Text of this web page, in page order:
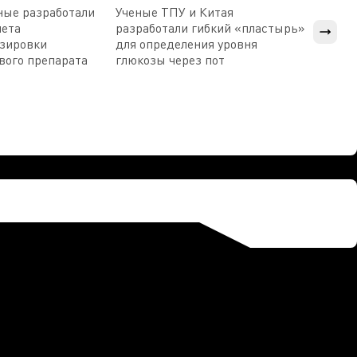
разработали
препарата
Ученые ТПУ и Китая
разработали гибкий «пластырь»
для определения уровня
глюкозы через пот